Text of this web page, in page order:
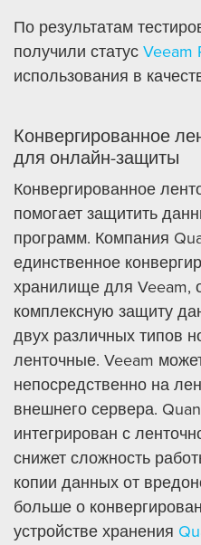
По результатам
получили статусVeeam
использования в
Конвергированное
для онлайн-защиты
Конвергированное
помогает защитить
программ. Компания
единственное
хранилище для Veeam,
комплексную защиту
двух различных типов
ленточные. Veeam
непосредственно на
внешнего сервера.
интегрирован с
снижет сложность
копии данных от
больше о
устройстве хранения